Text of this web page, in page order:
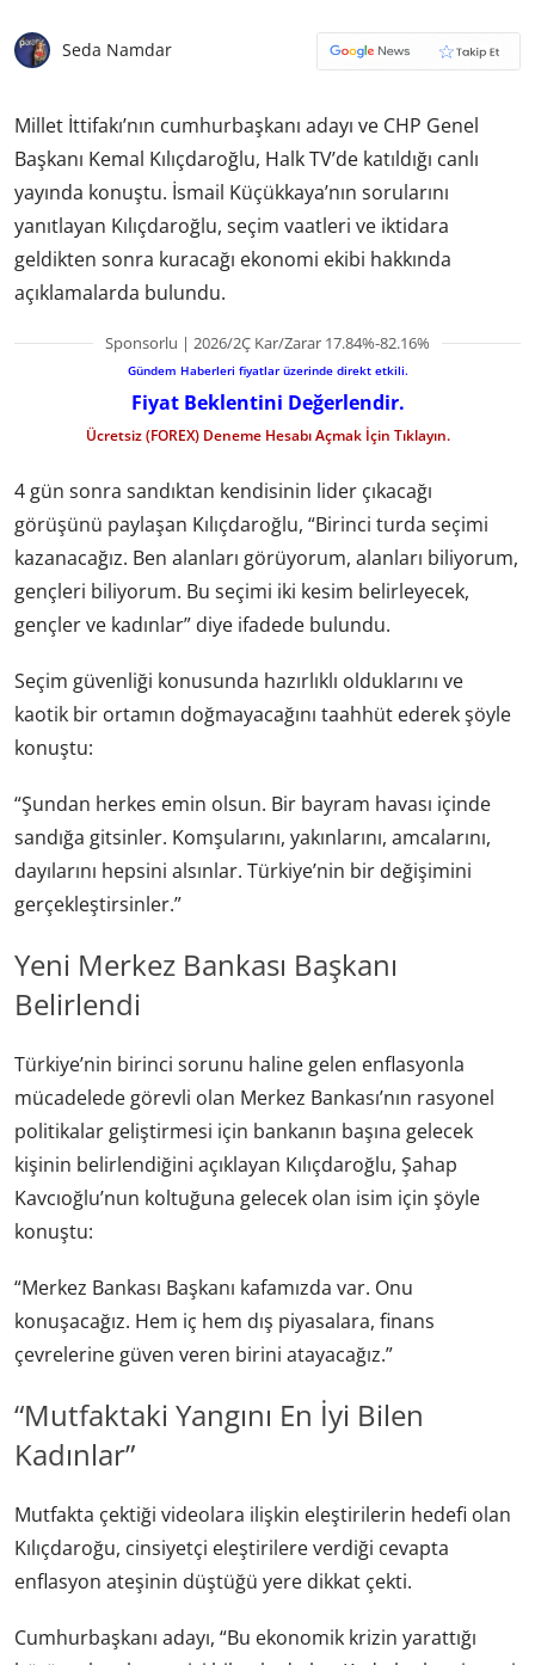
Seda Namdar
Millet İttifakı’nın cumhurbaşkanı adayı ve CHP Genel
Başkanı Kemal Kılıçdaroğlu, Halk TV’de katıldığı canlı
yayında konuştu. İsmail Küçükkaya’nın sorularını
yanıtlayan Kılıçdaroğlu, seçim vaatleri ve iktidara
geldikten sonra kuracağı ekonomi ekibi hakkında
açıklamalarda bulundu.
Sponsorlu | 2026/2Ç Kar/Zarar 17.84%-82.16%
Gündem Haberleri fiyatlar üzerinde direkt etkili.
Fiyat Beklentini Değerlendir.
Ücretsiz (FOREX) Deneme Hesabı Açmak İçin Tıklayın.
4 gün sonra sandıktan kendisinin lider çıkacağı
görüşünü paylaşan Kılıçdaroğlu, “Birinci turda seçimi
kazanacağız. Ben alanları görüyorum, alanları biliyorum,
gençleri biliyorum. Bu seçimi iki kesim belirleyecek,
gençler ve kadınlar” diye ifadede bulundu.
Seçim güvenliği konusunda hazırlıklı olduklarını ve
kaotik bir ortamın doğmayacağını taahhüt ederek şöyle
konuştu:
“Şundan herkes emin olsun. Bir bayram havası içinde
sandığa gitsinler. Komşularını, yakınlarını, amcalarını,
dayılarını hepsini alsınlar. Türkiye’nin bir değişimini
gerçekleştirsinler.”
Yeni Merkez Bankası Başkanı
Belirlendi
Türkiye’nin birinci sorunu haline gelen enflasyonla
mücadelede görevli olan Merkez Bankası’nın rasyonel
politikalar geliştirmesi için bankanın başına gelecek
kişinin belirlendiğini açıklayan Kılıçdaroğlu, Şahap
Kavcıoğlu’nun koltuğuna gelecek olan isim için şöyle
konuştu:
“Merkez Bankası Başkanı kafamızda var. Onu
konuşacağız. Hem iç hem dış piyasalara, finans
çevrelerine güven veren birini atayacağız.”
“Mutfaktaki Yangını En İyi Bilen
Kadınlar”
Mutfakta çektiği videolara ilişkin eleştirilerin hedefi olan
Kılıçdaroğu, cinsiyetçi eleştirilere verdiği cevapta
enflasyon ateşinin düştüğü yere dikkat çekti.
Cumhurbaşkanı adayı, “Bu ekonomik krizin yarattığı